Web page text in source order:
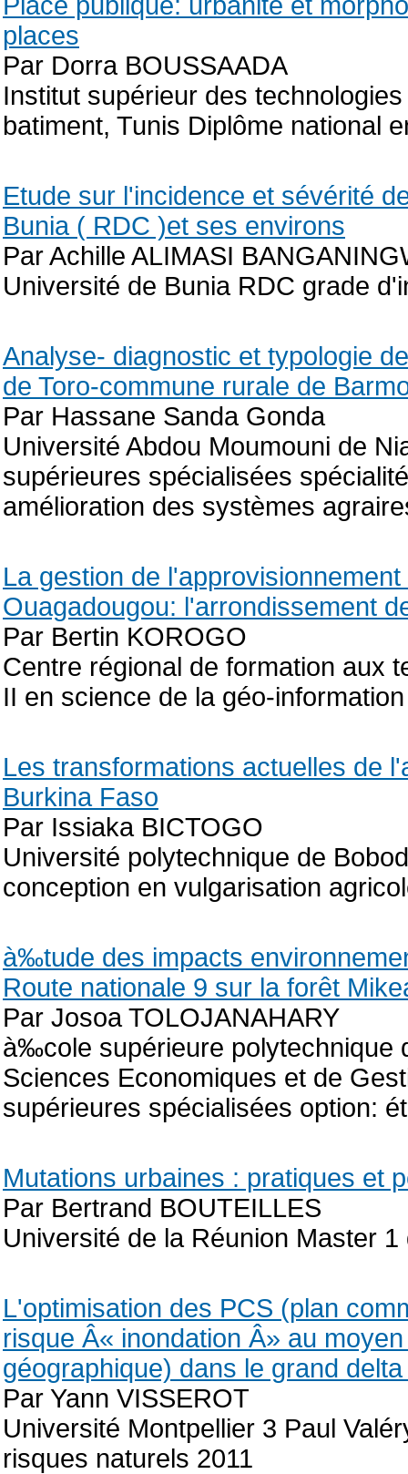
places
Par Dorra BOUSSAADA
Institut supérieur des
batiment, Tunis Diplôme national
Etude sur l'incidence et sévérité
Bunia ( RDC )et ses environs
Par Achille ALIMASI
Université de Bunia RDC grade
Analyse- diagnostic et typologie
de Toro-commune rurale de
Par Hassane Sanda Gonda
Université Abdou Moumouni de
supérieures spécialisées
amélioration des systèmes
La gestion de
Ouagadougou: l'arrondissement
Par Bertin KOROGO
Centre régional de formation aux
II en science de la géo-
Les transformations actuelles de
Burkina Faso
Par Issiaka BICTOGO
Université polytechnique de
conception en vulgarisation
à‰tude des impacts
Route nationale 9 sur la forêt
Par Josoa TOLOJANAHARY
à‰cole supérieure polytechnique
Sciences Economiques et de
supérieures spécialisées option:
Mutations urbaines : pratiques et
Par Bertrand BOUTEILLES
Université de la Réunion Master
L'optimisation des PCS (plan
risque Â« inondation Â» au
géographique) dans le grand
Par Yann VISSEROT
Université Montpellier 3 Paul
risques naturels 2011